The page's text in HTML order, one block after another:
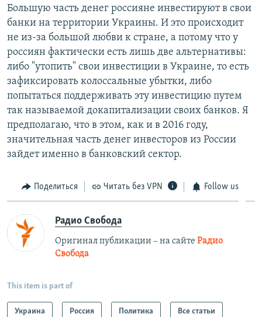
Большую часть денег россияне инвестируют в свои
банки на территории Украины. И это происходит
не из-за большой любви к стране, а потому что у
россиян фактически есть лишь две альтернативы:
либо "утопить" свои инвестиции в Украине, то есть
зафиксировать колоссальные убытки, либо
попытаться поддерживать эту инвестицию путем
так называемой докапитализации своих банков. Я
предполагаю, что в этом, как и в 2016 году,
значительная часть денег инвесторов из России
зайдет именно в банковский сектор.
Поделиться Читать без VPN Follow us
Радио Свобода
Оригинал публикации – на сайте Радио
Свобода
This item is part of
Украина Россия Политика Все статьи